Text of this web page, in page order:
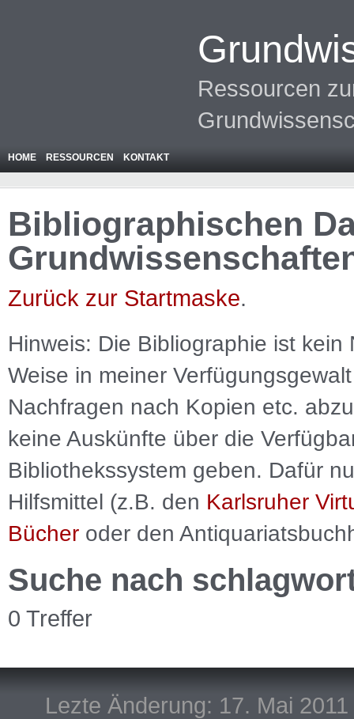
Ressourcen
HOME RESSOURCEN KONTAKT
Bibliographischen
Zurück zur Startmaske.
Hinweis: Die Bibliographie ist kein
Weise in meiner
Nachfragen nach Kopien etc.
keine Auskünfte über die
Bibliothekssystem geben. Dafür
Hilfsmittel (z.B. den Karlsruher
Bücher oder den
Suche nach
0 Treffer
Lezte Änderung: 17. Mai